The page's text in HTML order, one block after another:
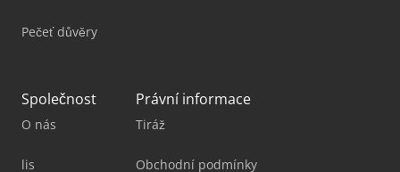
Pečeť důvěry
Společnost
O nás
lis
Právní informace
Tiráž
Obchodní podmínky